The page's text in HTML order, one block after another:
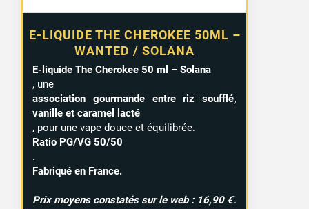
E-LIQUIDE THE CHEROKEE 50ML –
WANTED / SOLANA
E-liquide The Cherokee 50 ml – Solana
, une
association gourmande entre riz soufflé,
vanille et caramel lacté
, pour une vape douce et équilibrée.
Ratio PG/VG 50/50
.
Fabriqué en France.
Prix moyens constatés sur le web : 16,90 €.